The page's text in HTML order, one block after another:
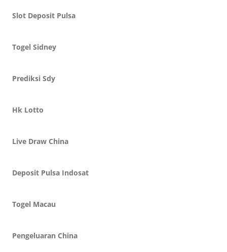
Slot Deposit Pulsa
Togel Sidney
Prediksi Sdy
Hk Lotto
Live Draw China
Deposit Pulsa Indosat
Togel Macau
Pengeluaran China